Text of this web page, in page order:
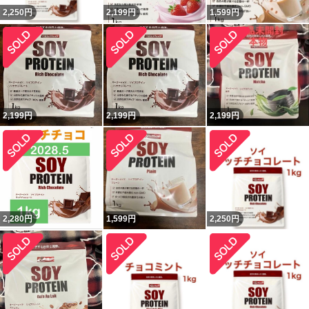
2,250 円 2,199円 1,599円
2,199円 2,199円 2,199円
2,280円 1,599円 2,250 円